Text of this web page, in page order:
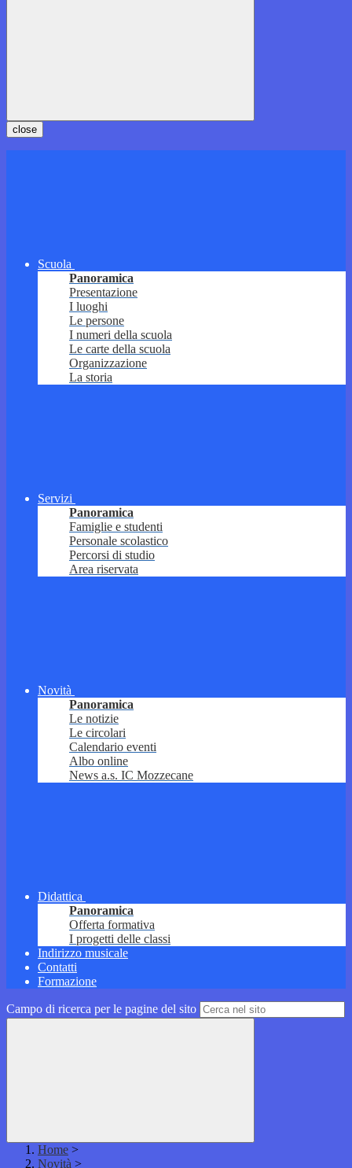
close
Scuola
Panoramica
Presentazione
I luoghi
Le persone
I numeri della scuola
Le carte della scuola
Organizzazione
La storia
Servizi
Panoramica
Famiglie e studenti
Personale scolastico
Percorsi di studio
Area riservata
Novità
Panoramica
Le notizie
Le circolari
Calendario eventi
Albo online
News a.s. IC Mozzecane
Didattica
Panoramica
Offerta formativa
I progetti delle classi
Indirizzo musicale
Contatti
Formazione
Campo di ricerca per le pagine del sito
Home >
Novità >